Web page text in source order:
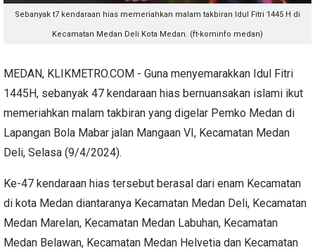
Sebanyak t7 kendaraan hias memeriahkan malam takbiran Idul Fitri 1445 H di
Kecamatan Medan Deli Kota Medan. (ft-kominfo medan)
MEDAN, KLIKMETRO.COM - Guna menyemarakkan Idul Fitri
1445H, sebanyak 47 kendaraan hias bernuansakan islami ikut
memeriahkan malam takbiran yang digelar Pemko Medan di
Lapangan Bola Mabar jalan Mangaan VI, Kecamatan Medan
Deli, Selasa (9/4/2024).
Ke-47 kendaraan hias tersebut berasal dari enam Kecamatan
di kota Medan diantaranya Kecamatan Medan Deli, Kecamatan
Medan Marelan, Kecamatan Medan Labuhan, Kecamatan
Medan Belawan, Kecamatan Medan Helvetia dan Kecamatan